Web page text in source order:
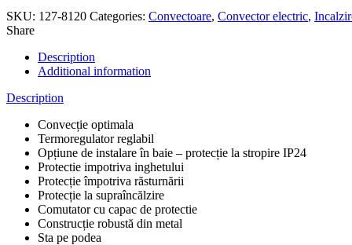
SKU: 127-8120 Categories: Convectoare, Convector electric,
Share
Description
Additional information
Description
Convecție optimala
Termoregulator reglabil
Opțiune de instalare în baie – protecție la stropire IP24
Protectie impotriva inghetului
Protecție împotriva răsturnării
Protecție la supraîncălzire
Comutator cu capac de protectie
Construcție robustă din metal
Sta pe podea